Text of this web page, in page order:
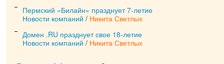
Пермский «Билайн» празднует 7-летие
Новости компаний / Никита Светлых
Домен .RU празднует свое 18-летие
Новости компаний / Никита Светлых